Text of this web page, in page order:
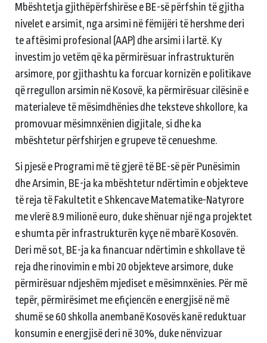
Mbështetja gjithëpërfshirëse e BE-së përfshin të gjitha
nivelet e arsimit, nga arsimi në fëmijëri të hershme deri
te aftësimi profesional (AAP) dhe arsimi i lartë. Ky
investim jo vetëm që ka përmirësuar infrastrukturën
arsimore, por gjithashtu ka forcuar kornizën e politikave
që rregullon arsimin në Kosovë, ka përmirësuar cilësinë e
materialeve të mësimdhënies dhe teksteve shkollore, ka
promovuar mësimnxënien digjitale, si dhe ka
mbështetur përfshirjen e grupeve të cenueshme.
Si pjesë e Programi më të gjerë të BE-së për Punësimin
dhe Arsimin, BE-ja ka mbështetur ndërtimin e objekteve
të reja të Fakultetit e Shkencave Matematike-Natyrore
me vlerë 8.9 milionë euro, duke shënuar një nga projektet
e shumta për infrastrukturën kyçe në mbarë Kosovën.
Deri më sot, BE-ja ka financuar ndërtimin e shkollave të
reja dhe rinovimin e mbi 20 objekteve arsimore, duke
përmirësuar ndjeshëm mjediset e mësimnxënies. Për më
tepër, përmirësimet me efiçiencën e energjisë në më
shumë se 60 shkolla anembanë Kosovës kanë reduktuar
konsumin e energjisë deri në 30%, duke nënvizuar